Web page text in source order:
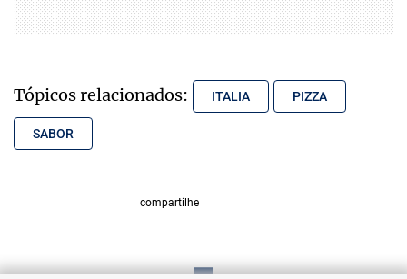
Tópicos relacionados: ITALIA PIZZA
SABOR
compartilhe